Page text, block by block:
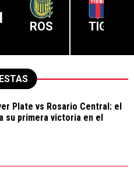
ROS TIG
Plate vs Rosario Central: el
su primera victoria en el